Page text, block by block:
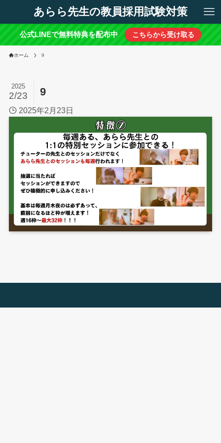
あらら先生の教員採用試験対策
公式LINEで無料特典を配布中 こちらから受け取る
ホーム 9
9
2025
2/23
2025年2月23日